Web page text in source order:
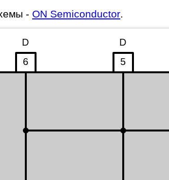
- ON Semiconductor.
5
6
D D